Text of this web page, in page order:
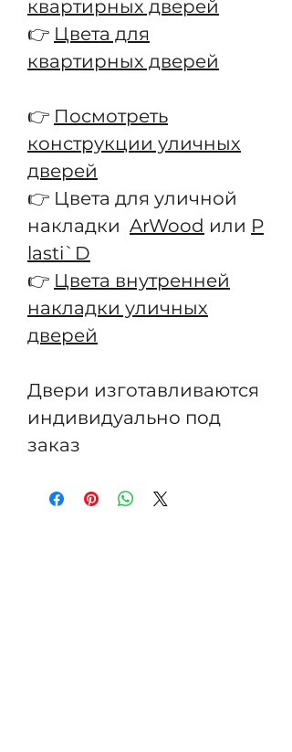
квартирных дверей
👉 Цвета для
квартирных дверей
👉 Посмотреть
конструкции уличных
дверей
👉 Цвета для уличной
накладки ArWood или P
lasti`D
👉 Цвета внутренней
накладки уличных
дверей
Двери изготавливаются
индивидуально под
заказ